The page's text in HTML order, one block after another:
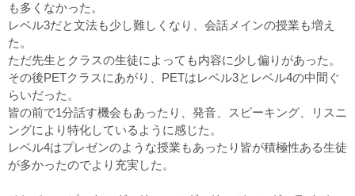
も多くなかった。
レベル3だと文法も少し難しくなり、会話メインの授業も増え
た。
ただ先生とクラスの生徒によっても内容に少し偏りがあった。
その後PETクラスにあがり、PETはレベル3とレベル4の中間ぐ
らいだった。
皆の前で1分話す機会もあったり、発音、スピーキング、リスニ
ングにより特化しているように感じた。
レベル4はプレゼンのような授業もあったり皆が積極性ある生徒
が多かったのでより充実した。